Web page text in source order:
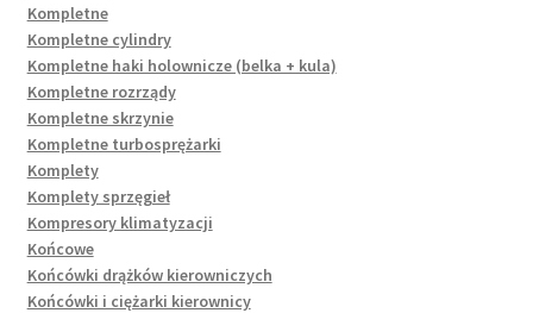
Kompletne
Kompletne cylindry
Kompletne haki holownicze (belka + kula)
Kompletne rozrządy
Kompletne skrzynie
Kompletne turbosprężarki
Komplety
Komplety sprzęgieł
Kompresory klimatyzacji
Końcowe
Końcówki drążków kierowniczych
Końcówki i ciężarki kierownicy